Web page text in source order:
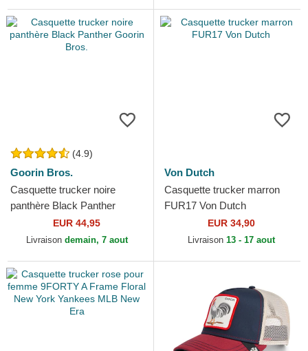
(4.9)
Goorin Bros.
Casquette trucker noire
panthère Black Panther
Goorin Bros.EUR 44,95
Livraison demain, 7 aout
Von Dutch
Casquette trucker marron
FUR17 Von Dutch
EUR 34,90
Livraison 13 - 17 aout